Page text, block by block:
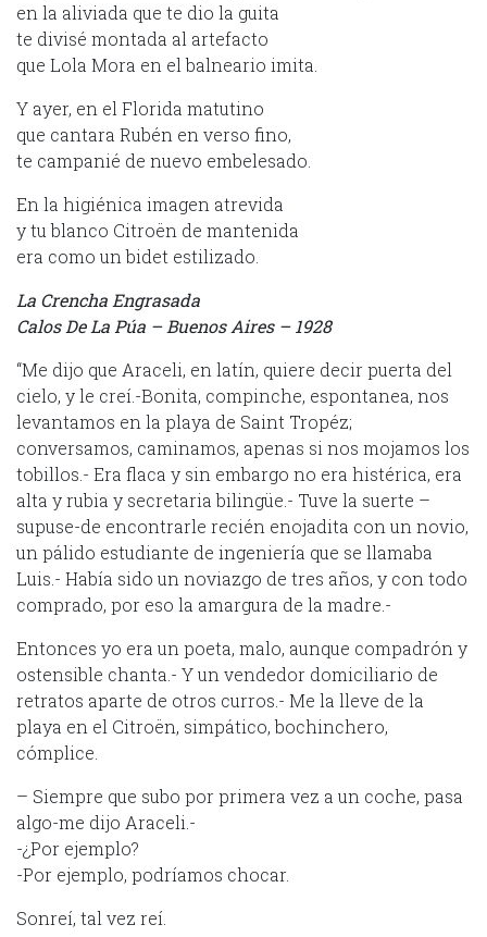
en la aliviada que te dio la guita
te divisé montada al artefacto
que Lola Mora en el balneario imita.
Y ayer, en el Florida matutino
que cantara Rubén en verso fino,
te campanié de nuevo embelesado.
En la higiénica imagen atrevida
y tu blanco Citroën de mantenida
era como un bidet estilizado.
La Crencha Engrasada
Calos De La Púa – Buenos Aires – 1928
“Me dijo que Araceli, en latín, quiere decir puerta del
cielo, y le creí.-Bonita, compinche, espontanea, nos
levantamos en la playa de Saint Tropéz;
conversamos, caminamos, apenas si nos mojamos los
tobillos.- Era flaca y sin embargo no era histérica, era
alta y rubia y secretaria bilingüe.- Tuve la suerte –
supuse-de encontrarle recién enojadita con un novio,
un pálido estudiante de ingeniería que se llamaba
Luis.- Había sido un noviazgo de tres años, y con todo
comprado, por eso la amargura de la madre.-
Entonces yo era un poeta, malo, aunque compadrón y
ostensible chanta.- Y un vendedor domiciliario de
retratos aparte de otros curros.- Me la lleve de la
playa en el Citroën, simpático, bochinchero,
cómplice.
– Siempre que subo por primera vez a un coche, pasa
algo-me dijo Araceli.-
-¿Por ejemplo?
-Por ejemplo, podríamos chocar.
Sonreí, tal vez reí.